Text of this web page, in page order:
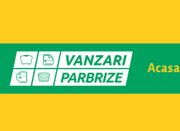
Acasa